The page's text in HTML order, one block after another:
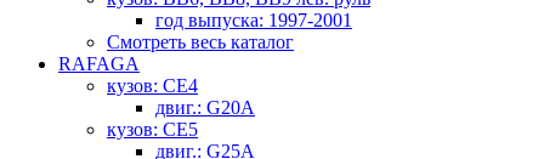
год выпуска: 1997-2001
Смотреть весь каталог
RAFAGA
кузов: CE4
двиг.: G20A
кузов: CE5
двиг.: G25A